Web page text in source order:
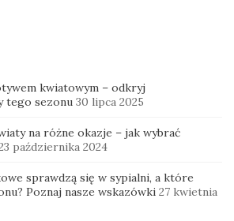
kwiatowym – odkryj
tego sezonu 30 lipca 2025
na różne okazje – jak wybrać
października 2024
sprawdzą się w sypialni, a które
Poznaj nasze wskazówki 27 kwietnia